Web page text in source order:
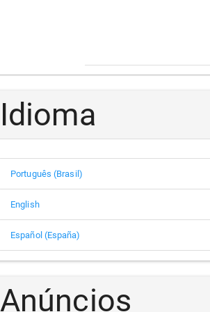
Idioma
Português (Brasil)
English
Español (España)
Anúncios